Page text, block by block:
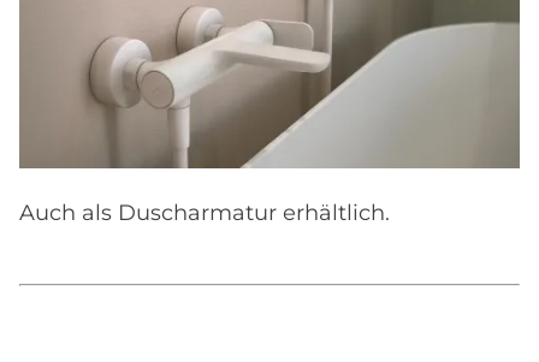
Auch als Duscharmatur erhältlich.